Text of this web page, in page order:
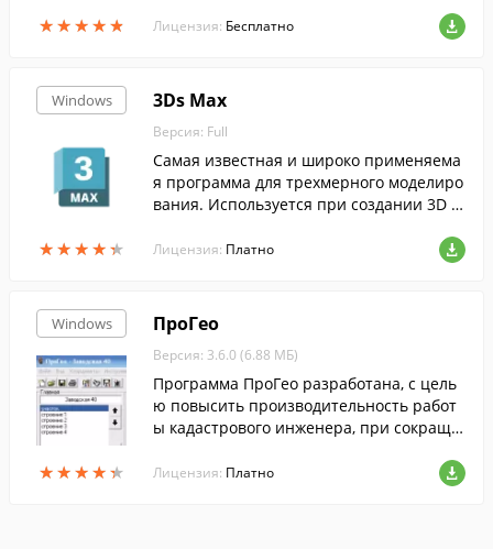
★★★★★
★★★★★ Лицензия: Бесплатно
Windows
★★★★★
★★★★★
3Ds Max
Версия: Full
Самая известная и широко применяема
я программа для трехмерного моделиро
вания. Используется при создании 3D м
еров и много другого....
Лицензия: Платно
Windows
★★★★★
★★★★★
ПроГео
Версия: 3.6.0 (6.88 МБ)
Программа ПроГео разработана, с цель
ю повысить производительность работ
ы кадастрового инженера, при сокраще
значена для обработки геодезических д
анных и формирования документов Ме
Лицензия: Платно